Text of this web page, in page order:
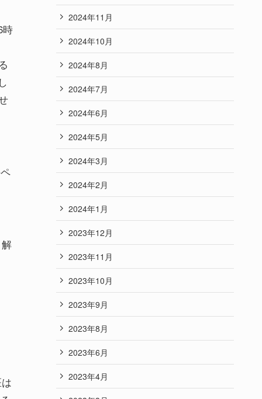
時
2024年11月
2024年10月
2024年8月
2024年7月
2024年6月
2024年5月
2024年3月
2024年2月
2024年1月
2023年12月
2023年11月
2023年10月
2023年9月
2023年8月
2023年6月
2023年4月